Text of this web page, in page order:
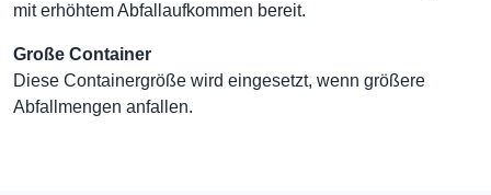
mit erhöhtem Abfallaufkommen bereit.
Große Container
Diese Containergröße wird eingesetzt, wenn größere
Abfallmengen anfallen.